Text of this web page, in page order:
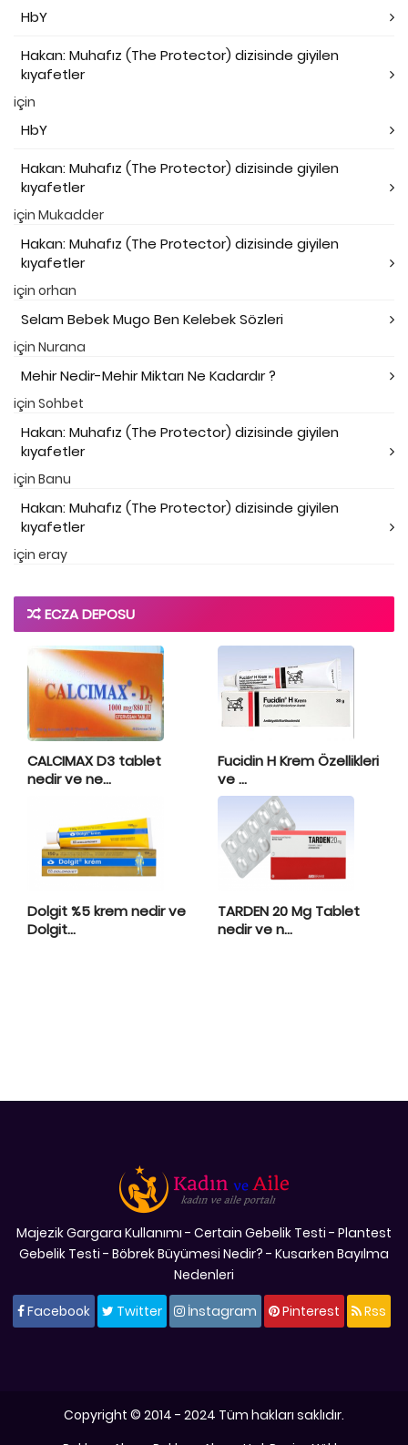
HbY
Hakan: Muhafız (The Protector) dizisinde giyilen
kıyafetler
için
HbY
Hakan: Muhafız (The Protector) dizisinde giyilen
kıyafetler
için Mukadder
Hakan: Muhafız (The Protector) dizisinde giyilen
kıyafetler
için orhan
Selam Bebek Mugo Ben Kelebek Sözleri
için Nurana
Mehir Nedir-Mehir Miktarı Ne Kadardır ?
için Sohbet
Hakan: Muhafız (The Protector) dizisinde giyilen
kıyafetler
için Banu
Hakan: Muhafız (The Protector) dizisinde giyilen
kıyafetler
için eray
ECZA DEPOSU
CALCIMAX D3 tablet
nedir ve ne...
Fucidin H Krem Özellikleri
ve ...
Dolgit %5 krem nedir ve
Dolgit...
TARDEN 20 Mg Tablet
nedir ve n...
Majezik Gargara Kullanımı - Certain Gebelik Testi - Plantest
Gebelik Testi - Böbrek Büyümesi Nedir? - Kusarken Bayılma
Nedenleri
Facebook
Twitter İnstagram Pinterest Rss
Copyright © 2014 - 2024 Tüm hakları saklıdır.